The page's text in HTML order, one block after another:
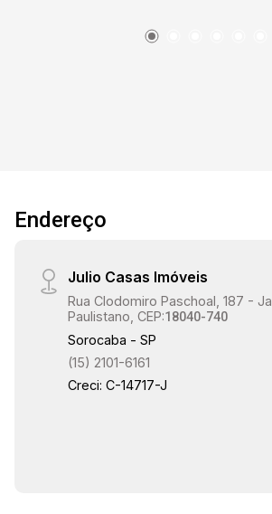
Endereço
Julio Casas Imóveis
Rua Clodomiro Paschoal, 187 -
Paulistano, CEP:18040-740
Sorocaba - SP
(15) 2101-6161
Creci: C-14717-J